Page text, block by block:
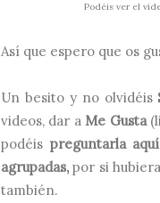
Podéis ver el
Así que espero que os
Un besito y no olvidéis
videos, dar a Me Gusta
podéis preguntarla
agrupadas, por si
también.